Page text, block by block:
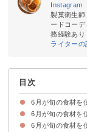
Instagram
製菓衛生師
ードコー
務経験あり
ライターの
目次
6月が旬の食材を
6月が旬・食べ
6月が旬の食材を
【トマト・き
【みょうが】
【トマト・枝豆
6月が旬の食材を